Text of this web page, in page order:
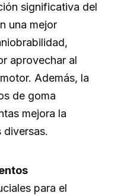
significativa del
una mejor
aprovechar al
Además, la
de goma
mejora la
para el